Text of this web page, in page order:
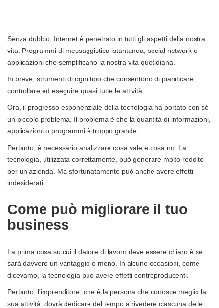
Senza dubbio, Internet è penetrato in tutti gli aspetti della nostra
vita. Programmi di messaggistica istantanea, social network o
applicazioni che semplificano la nostra vita quotidiana.
In breve, strumenti di ogni tipo che consentono di pianificare,
controllare ed eseguire quasi tutte le attività.
Ora, il progresso esponenziale della tecnologia ha portato con sé
un piccolo problema. Il problema è che la quantità di informazioni,
applicazioni o programmi è troppo grande.
Pertanto, è necessario analizzare cosa vale e cosa no. La
tecnologia, utilizzata correttamente, può generare molto reddito
per un'azienda. Ma sfortunatamente può anche avere effetti
indesiderati.
Come può migliorare il tuo
business
La prima cosa su cui il datore di lavoro deve essere chiaro è se
sarà davvero un vantaggio o meno. In alcune occasioni, come
dicevamo, la tecnologia può avere effetti controproducenti.
Pertanto, l'imprenditore, che è la persona che conosce meglio la
sua attività, dovrà dedicare del tempo a rivedere ciascuna delle